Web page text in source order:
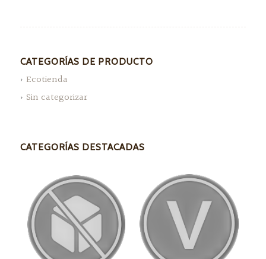
CATEGORÍAS DE PRODUCTO
Ecotienda
Sin categorizar
CATEGORÍAS DESTACADAS